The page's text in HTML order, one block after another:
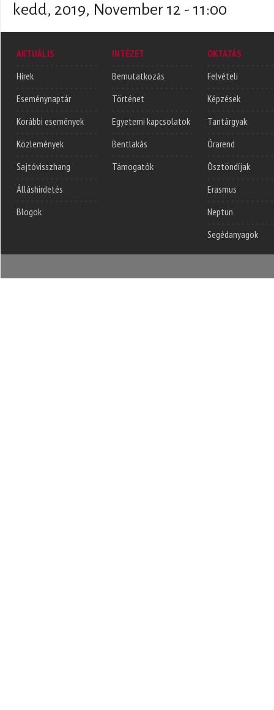
kedd, 2019, November 12 - 11:00
AKTUÁLIS
Hírek
Eseménynaptár
Korábbi események
Közlemények
Sajtóvisszhang
Álláshirdetés
Blogok
INTÉZET
Bemutatkozás
Történet
Egyetemi kapcsolatok
Bentlakás
Támogatók
OKTATÁS
Felvételi
Képzések
Tantárgyak
Órarend
Ösztöndíjak
Erasmus
Neptun
Segédanyagok